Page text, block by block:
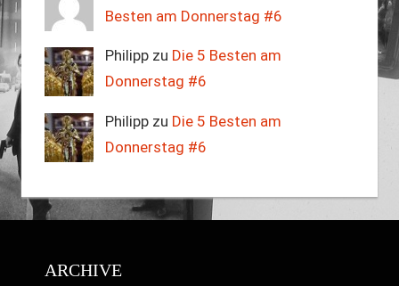
Besten am Donnerstag #6
Philipp zu Die 5 Besten am
Donnerstag #6
Philipp zu Die 5 Besten am
Donnerstag #6
ARCHIVE